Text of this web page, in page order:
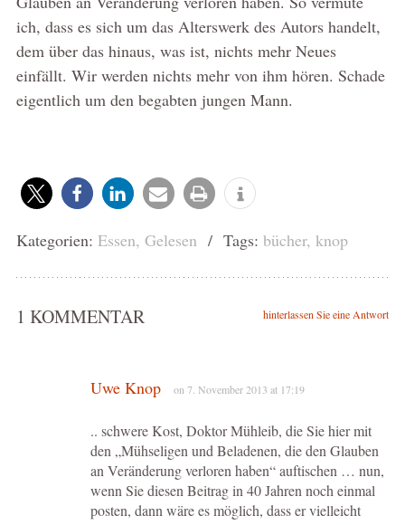
ich, dass es sich um das Alterswerk des Autors handelt,
dem über das hinaus, was ist, nichts mehr Neues
einfällt. Wir werden nichts mehr von ihm hören. Schade
eigentlich um den begabten jungen Mann.
Kategorien: Essen, Gelesen / Tags: bücher, knop
hinterlassen Sie eine Antwort
1 KOMMENTAR
Uwe Knop on 7. November 2013 at 17:19
.. schwere Kost, Doktor Mühleib, die Sie hier mit
den „Mühseligen und Beladenen, die den Glauben
an Veränderung verloren haben“ auftischen … nun,
wenn Sie diesen Beitrag in 40 Jahren noch einmal
posten, dann wäre es möglich, dass er vielleicht